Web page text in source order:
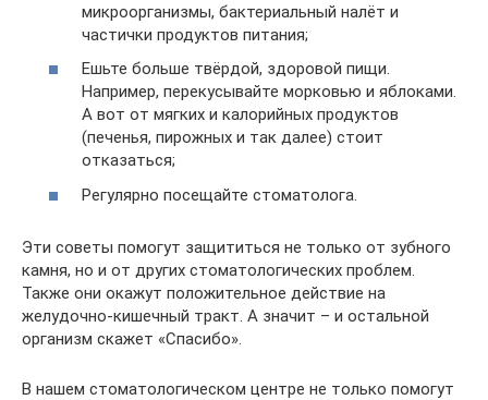
микроорганизмы, бактериальный налёт и
частички продуктов питания;
Ешьте больше твёрдой, здоровой пищи.
Например, перекусывайте морковью и яблоками.
А вот от мягких и калорийных продуктов
(печенья, пирожных и так далее) стоит
отказаться;
Регулярно посещайте стоматолога.
Эти советы помогут защититься не только от зубного
камня, но и от других стоматологических проблем.
Также они окажут положительное действие на
желудочно-кишечный тракт. А значит – и остальной
организм скажет «Спасибо».
В нашем стоматологическом центре не только помогут